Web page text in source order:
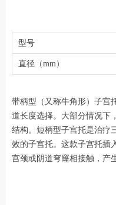
型号
直径（mm）
带柄型（又称牛角形）子宫
道长度选择。大部分情况下
结构。短柄型子宫托是治疗
效的子宫托。这款子宫托插
宫颈或阴道穹窿相接触，产